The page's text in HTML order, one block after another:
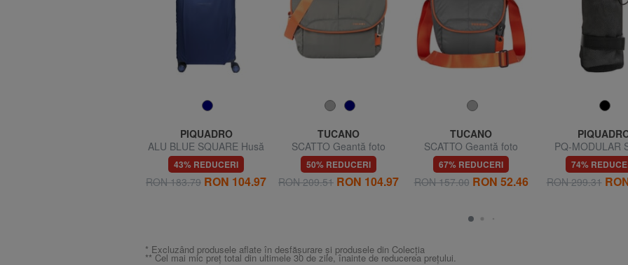
PIQUADRO
ALU BLUE SQUARE Husă
pentru cărucior
43% REDUCERI
RON 183.79 RON 104.97
TUCANO
SCATTO Geantă foto
50% REDUCERI
RON 209.51 RON 104.97
TUCANO
SCATTO Geantă foto
67% REDUCERI
RON 157.00 RON 52.46
PQ-MODULAR
pentru sticle de
74%
RON 299.31
* Excluzând produsele aflate în desfășurare și produsele din Colecția
** Cel mai mic preț total din ultimele 30 de zile, înainte de reducerea prețului.